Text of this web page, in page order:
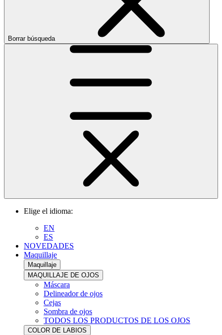
Borrar búsqueda
Elige el idioma:
EN
ES
NOVEDADES
Maquillaje
Maquillaje
MAQUILLAJE DE OJOS
Máscara
Delineador de ojos
Cejas
Sombra de ojos
TODOS LOS PRODUCTOS DE LOS OJOS
COLOR DE LABIOS